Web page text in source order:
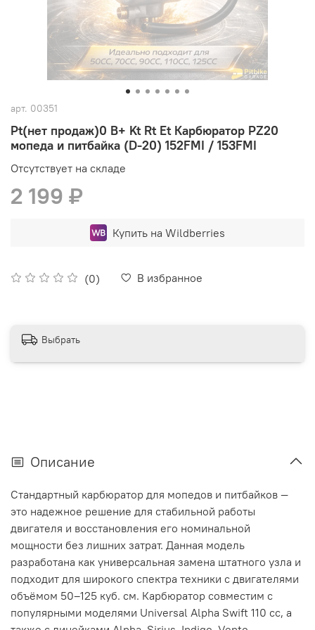
арт. 00351
Pt(нет продаж)0 B+ Kt Rt Et Карбюратор PZ20
мопеда и питбайка (D-20) 152FMI / 153FMI
(0) В избранное
Отсутствует на складе
2 199 ₽
Купить на Wildberries
Выбрать
Описание
Стандартный карбюратор для мопедов и питбайков —
это надежное решение для стабильной работы
двигателя и восстановления его номинальной
мощности без лишних затрат. Данная модель
разработана как универсальная замена штатного узла и
подходит для широкого спектра техники с двигателями
объёмом 50–125 куб. см. Карбюратор совместим с
популярными моделями Universal Alpha Swift 110 cc, а